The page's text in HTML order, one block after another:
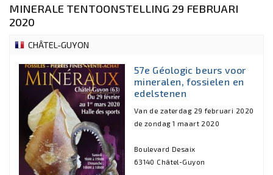
MINERALE TENTOONSTELLING 29 FEBRUARI
2020
CHÂTEL-GUYON
57e Géologic beurs voor
mineralen, fossielen en
edelstenen
Van de zaterdag 29 februari 2020
de zondag 1 maart 2020
Boulevard Desaix
63140 Châtel-Guyon